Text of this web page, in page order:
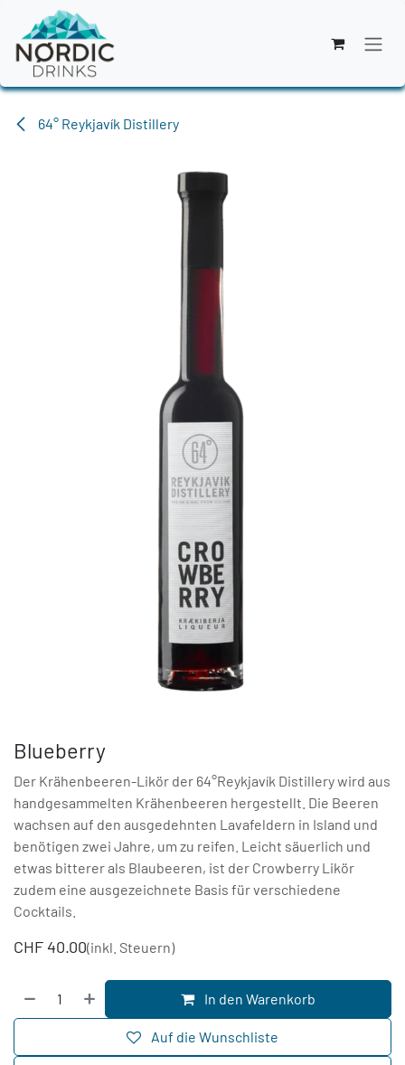
Zum Inhalt springen
64° Reykjavík Distillery
Blueberry
Der Krähenbeeren-Likör der 64°Reykjavík Distillery wird aus
handgesammelten Krähenbeeren hergestellt. Die Beeren
wachsen auf den ausgedehnten Lavafeldern in Island und
benötigen zwei Jahre, um zu reifen. Leicht säuerlich und
etwas bitterer als Blaubeeren, ist der Crowberry Likör
zudem eine ausgezeichnete Basis für verschiedene
Cocktails.
CHF 40.00(inkl. Steuern)
In den Warenkorb
Auf die Wunschliste